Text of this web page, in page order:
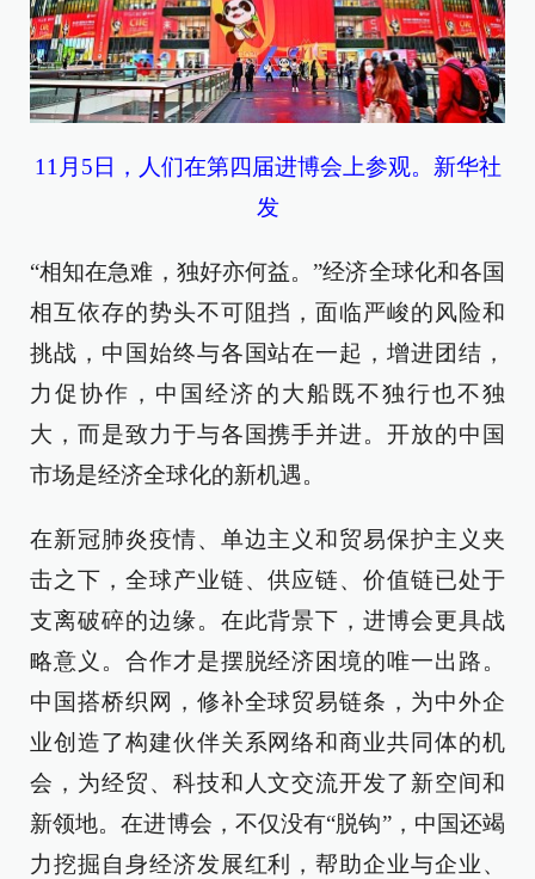
11月5日，人们在第四届进博会上参观。新华社
发
“相知在急难，独好亦何益。”经济全球化和各国
相互依存的势头不可阻挡，面临严峻的风险和
挑战，中国始终与各国站在一起，增进团结，
力促协作，中国经济的大船既不独行也不独
大，而是致力于与各国携手并进。开放的中国
市场是经济全球化的新机遇。
在新冠肺炎疫情、单边主义和贸易保护主义夹
击之下，全球产业链、供应链、价值链已处于
支离破碎的边缘。在此背景下，进博会更具战
略意义。合作才是摆脱经济困境的唯一出路。
中国搭桥织网，修补全球贸易链条，为中外企
业创造了构建伙伴关系网络和商业共同体的机
会，为经贸、科技和人文交流开发了新空间和
新领地。在进博会，不仅没有“脱钩”，中国还竭
力挖掘自身经济发展红利，帮助企业与企业、